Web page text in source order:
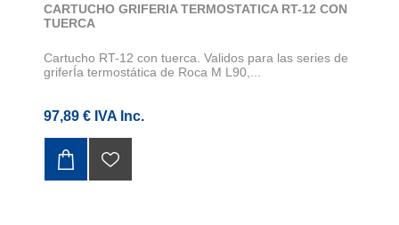
CARTUCHO GRIFERIA TERMOSTATICA RT-12 CON
TUERCA
Cartucho RT-12 con tuerca. Validos para las series de
griferÍa termostática de Roca M L90,...
97,89 € IVA Inc.